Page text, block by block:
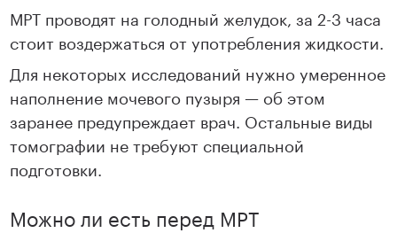
МРТ проводят на голодный желудок, за 2-3 часа
стоит воздержаться от употребления жидкости.
Для некоторых исследований нужно умеренное
наполнение мочевого пузыря — об этом
заранее предупреждает врач. Остальные виды
томографии не требуют специальной
подготовки.
Можно ли есть перед МРТ